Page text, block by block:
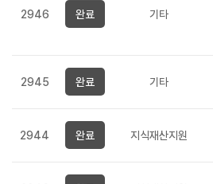
진행상태,
등록일,
조회수,
제공합니다.
2946 완료 기타
2945 완료 기타
2944 완료 지식재산지원